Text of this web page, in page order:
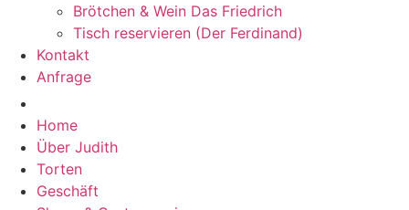
Brötchen & Wein Das Friedrich
Tisch reservieren (Der Ferdinand)
Kontakt
Anfrage
Home
Über Judith
Torten
Geschäft